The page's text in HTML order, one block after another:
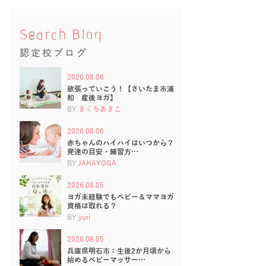
Search Blog
認定校ブログ
2026.08.06
欲張っていこう！【さいたま市浦
和 産後ヨガ】
BY きくちあきこ
2026.08.06
赤ちゃんのハイハイはいつから？
発達の目安・練習方…
BY JAHAYOGA
2026.08.05
ヨガ未経験でもベビー＆ママヨガ
資格は取れる？
BY yuri
2026.08.05
兵庫県明石市：生後2か月頃から
始めるベビーマッサー…